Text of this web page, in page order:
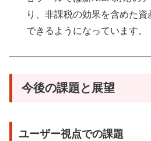
り、非課税の効果を含めた
できるようになっています。
今後の課題と展望
ユーザー視点での課題